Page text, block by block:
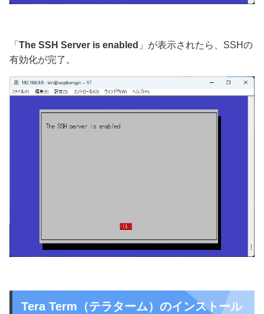
「 The SSH Server is enabled 」が表示されたら、SSHの
有効化が完了。
Tera Term（テラターム）のインストール